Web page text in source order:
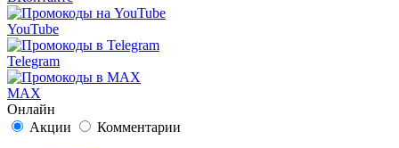
YouTube
Telegram
MAX
Онлайн
Акции
Комментарии